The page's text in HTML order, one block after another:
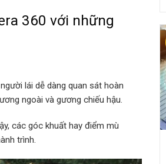
360 với những
lái dễ dàng quan sát hoàn
ngoài và gương chiếu hậu.
các góc khuất hay điểm mù
trình.